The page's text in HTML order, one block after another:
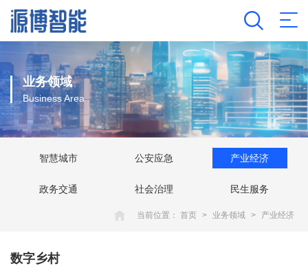
业务领域
Business Area
智慧城市 公安应急 产业经济
政务交通 社会治理 民生服务
当前位置： 首页 > 业务领域 > 产业经济
数字乡村